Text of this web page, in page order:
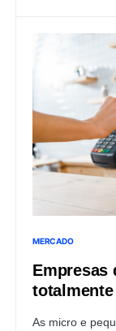
MERCADO
Empresas
As micro e